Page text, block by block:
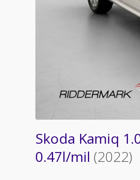
Skoda Kamiq
0.47l/mil (2022)